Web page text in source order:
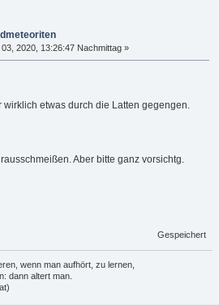
2020, 13:26:47 Nachmittag »
etwas durch die Latten gegengen.
Aber bitte ganz vorsichtg.
Gespeichert
wenn man aufhört, zu lernen,
dann altert man.